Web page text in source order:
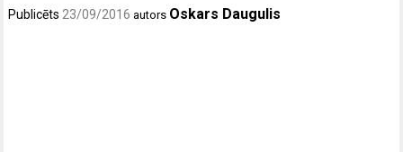
Publicēts 23/09/2016 autors Oskars Daugulis